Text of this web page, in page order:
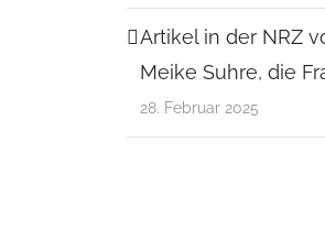
Artikel in der NRZ
Meike Suhre, die
28. Februar 2025